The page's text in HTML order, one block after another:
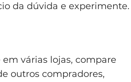
da dúvida e experimente.
várias lojas, compare
outros compradores,